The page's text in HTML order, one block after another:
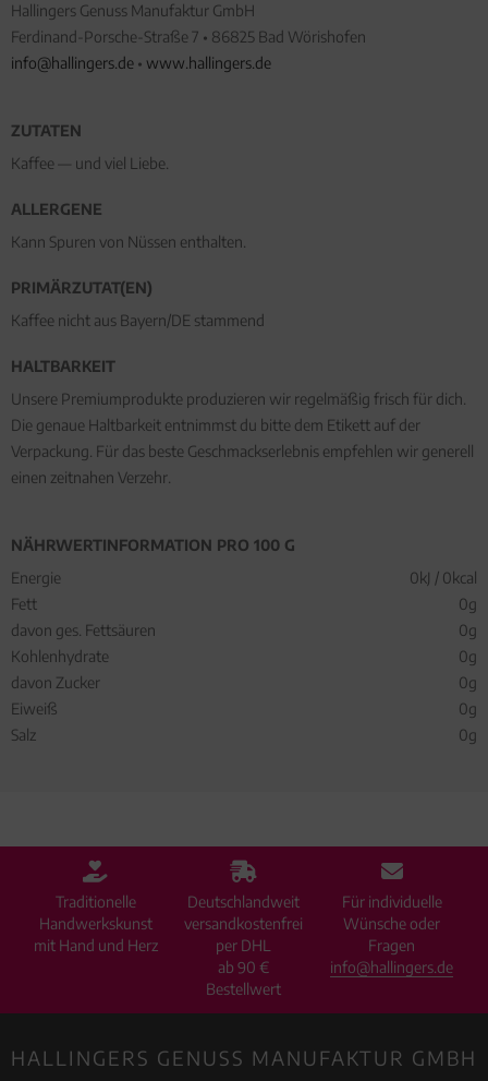
Hallingers Genuss Manufaktur GmbH
Ferdinand-Porsche-Straße 7 • 86825 Bad Wörishofen
info@hallingers.de • www.hallingers.de
ZUTATEN
Kaffee — und viel Liebe.
ALLERGENE
Kann Spuren von Nüssen enthalten.
PRIMÄRZUTAT(EN)
Kaffee nicht aus Bayern/DE stammend
HALTBARKEIT
Unsere Premiumprodukte produzieren wir regelmäßig frisch für dich.
Die genaue Haltbarkeit entnimmst du bitte dem Etikett auf der
Verpackung. Für das beste Geschmackserlebnis empfehlen wir generell
einen zeitnahen Verzehr.
NÄHRWERTINFORMATION PRO 100 G
Energie
0kJ / 0kcal
Fett
0g
davon ges. Fettsäuren
0g
Kohlenhydrate
0g
davon Zucker
0g
Eiweiß
0g
Salz
0g
Traditionelle
Handwerkskunst
mit Hand und Herz
Deutschlandweit
versandkostenfrei
per DHL
ab 90 €
Bestellwert
Für individuelle
Wünsche oder
Fragen
info@hallingers.de
HALLINGERS GENUSS MANUFAKTUR GMBH